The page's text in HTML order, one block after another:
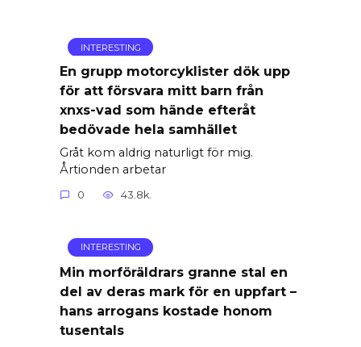
INTERESTING
En grupp motorcyklister dök upp
för att försvara mitt barn från
xnxs-vad som hände efteråt
bedövade hela samhället
Gråt kom aldrig naturligt för mig.
Årtionden arbetar
0 43.8k.
INTERESTING
Min morföräldrars granne stal en
del av deras mark för en uppfart –
hans arrogans kostade honom
tusentals